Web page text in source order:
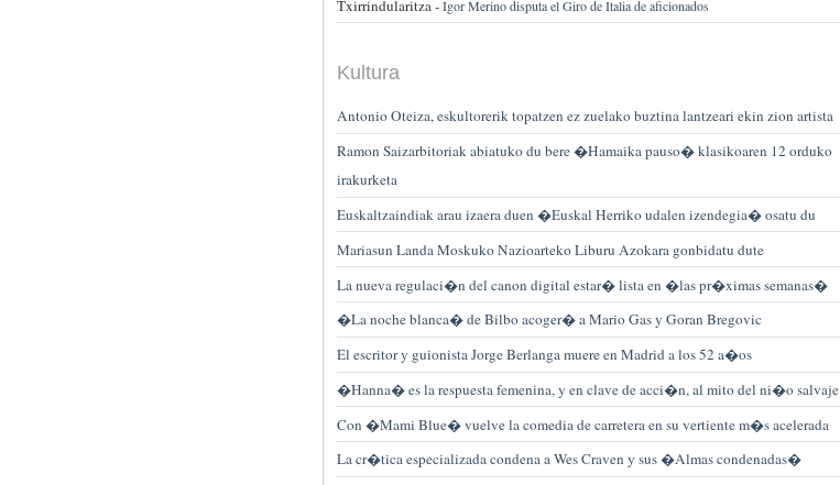
Txirrindularitza -Igor Merino disputa el Giro de Italia de aficionados
Kultura
Antonio Oteiza, eskultorerik topatzen ez zuelako buztina lantzeari ekin zion artista
Ramon Saizarbitoriak abiatuko du bere �Hamaika pauso� klasikoaren 12 orduko
irakurketa
Euskaltzaindiak arau izaera duen �Euskal Herriko udalen izendegia� osatu du
Mariasun Landa Moskuko Nazioarteko Liburu Azokara gonbidatu dute
La nueva regulaci�n del canon digital estar� lista en �las pr�ximas semanas�
�La noche blanca� de Bilbo acoger� a Mario Gas y Goran Bregovic
El escritor y guionista Jorge Berlanga muere en Madrid a los 52 a�os
�Hanna� es la respuesta femenina, y en clave de acci�n, al mito del ni�o salvaje
Con �Mami Blue� vuelve la comedia de carretera en su vertiente m�s acelerada
La cr�tica especializada condena a Wes Craven y sus �Almas condenadas�